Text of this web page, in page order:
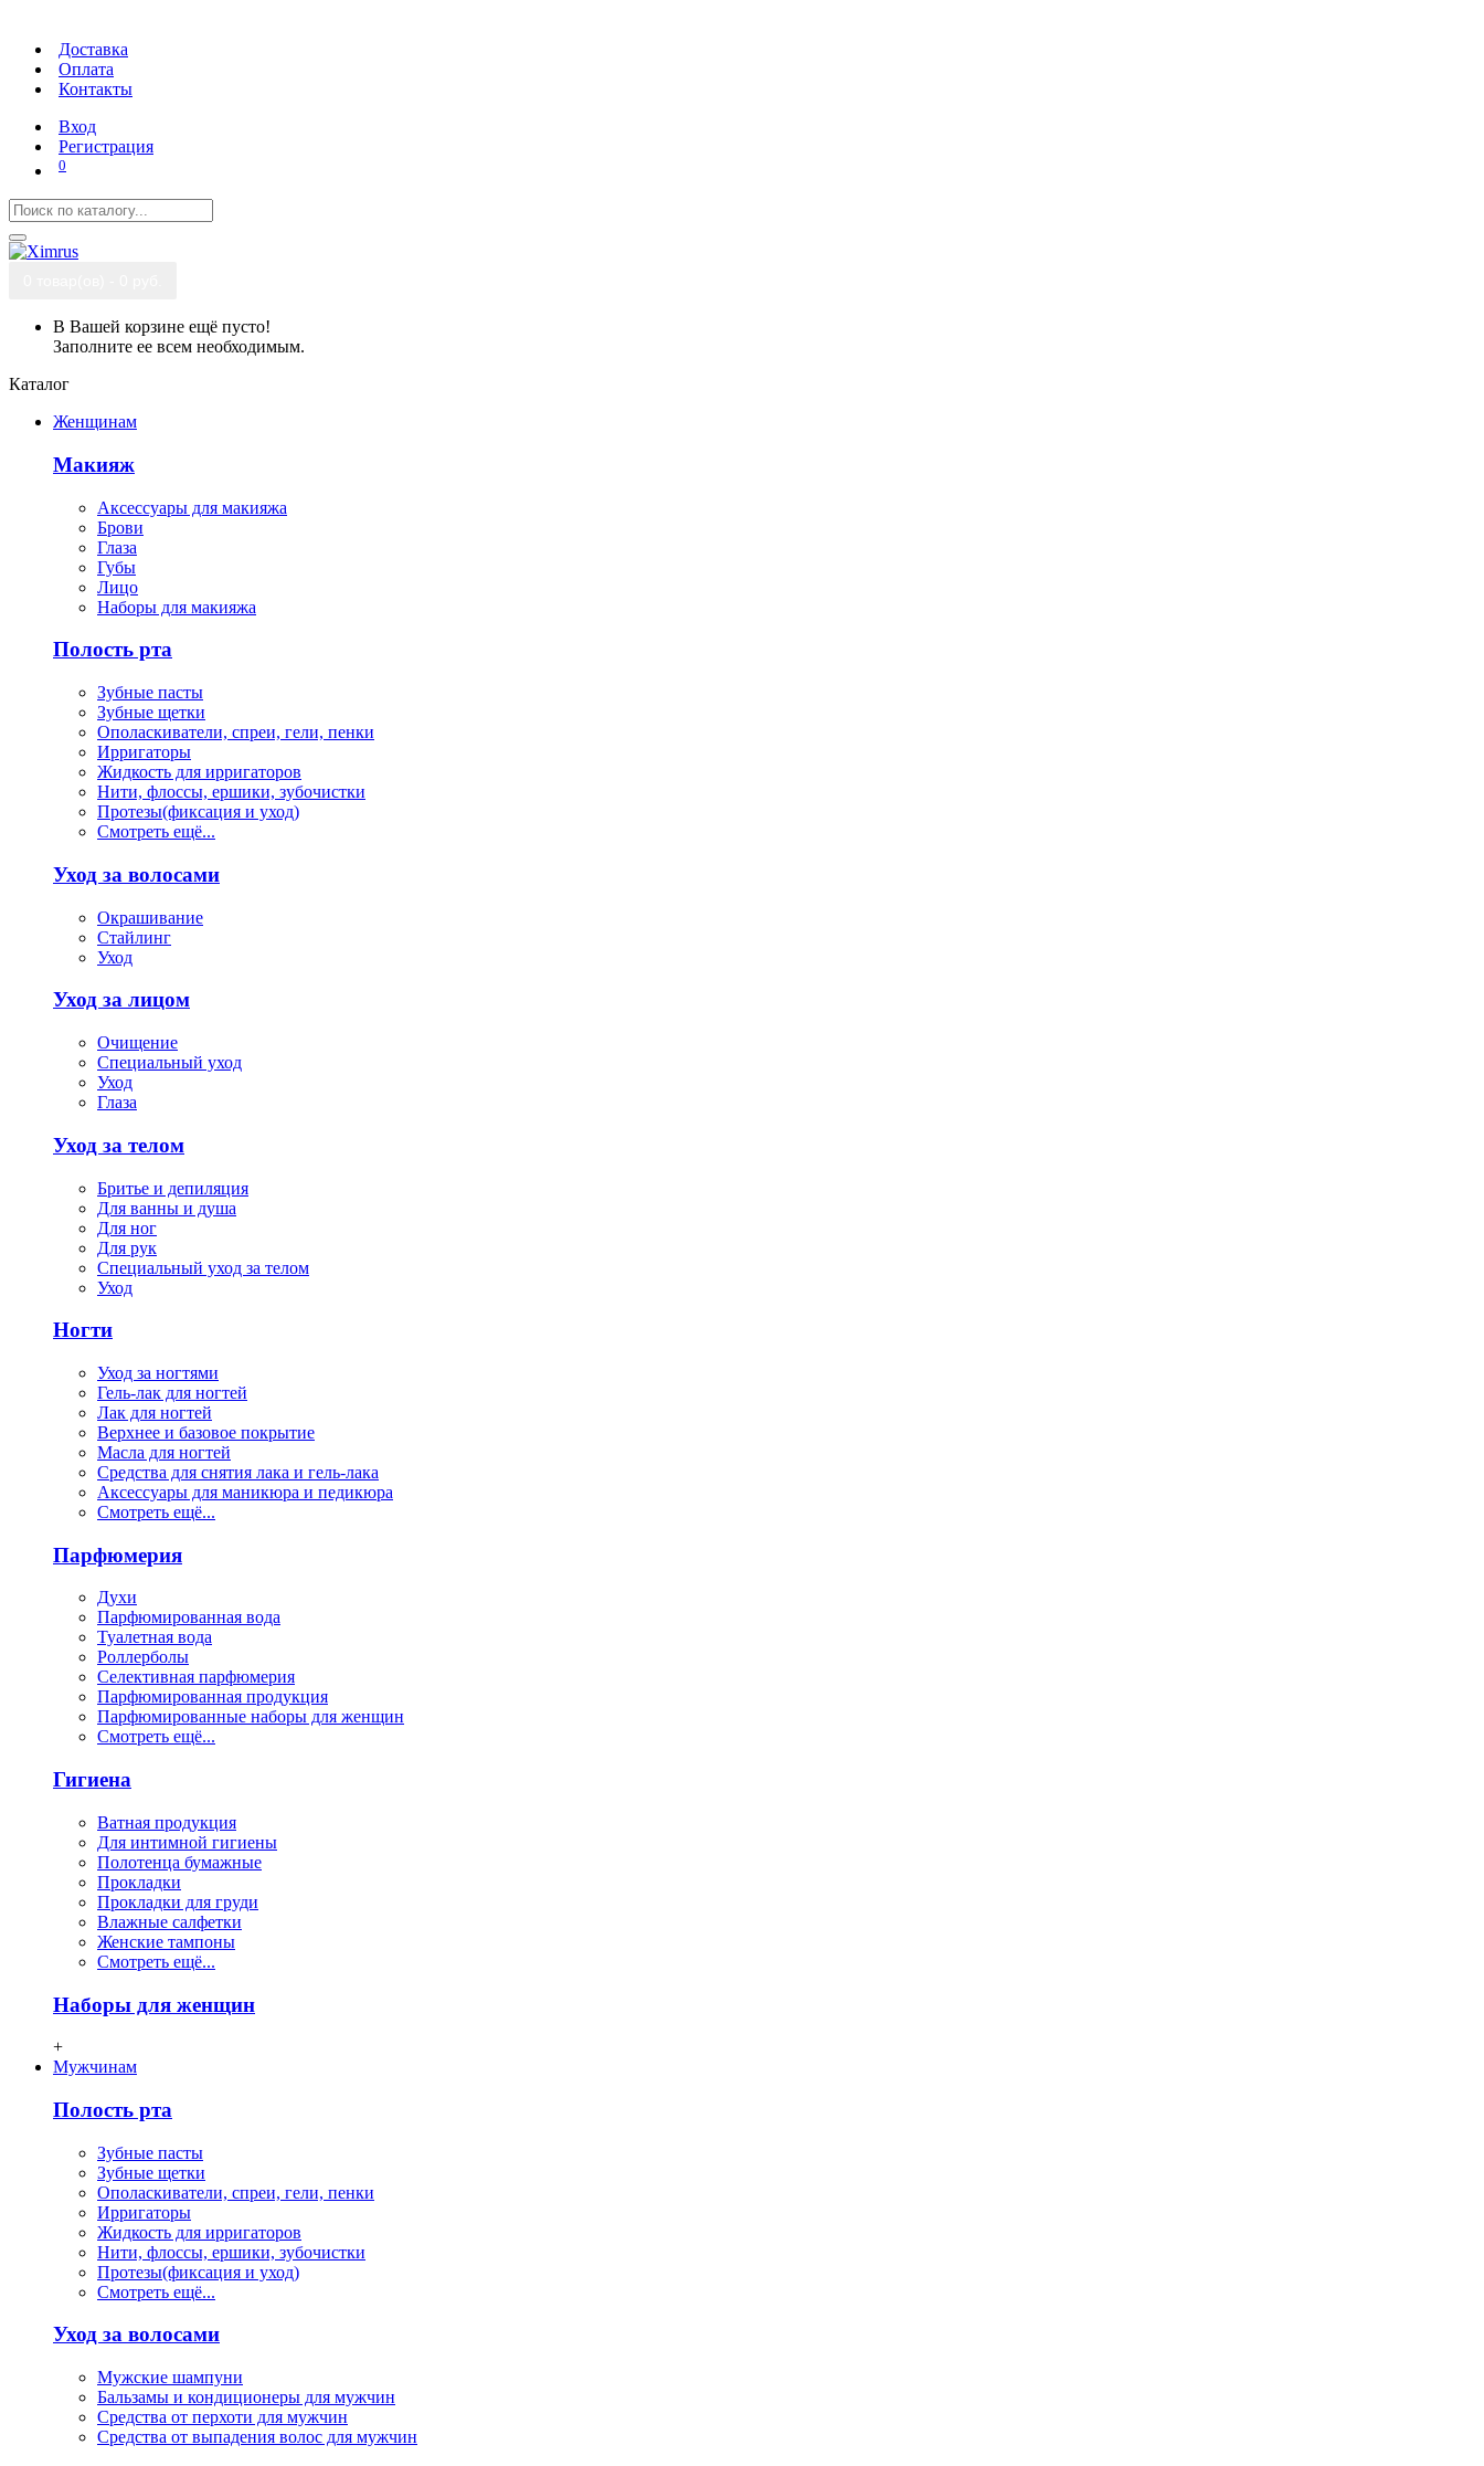
Доставка
Оплата
Контакты
Вход
Регистрация
0
В Вашей корзине ещё пусто!
Заполните ее всем необходимым.
Каталог
Женщинам
Макияж
Аксессуары для макияжа
Брови
Глаза
Губы
Лицо
Наборы для макияжа
Полость рта
Зубные пасты
Зубные щетки
Ополаскиватели, спреи, гели, пенки
Ирригаторы
Жидкость для ирригаторов
Нити, флоссы, ершики, зубочистки
Протезы(фиксация и уход)
Смотреть ещё...
Уход за волосами
Окрашивание
Стайлинг
Уход
Уход за лицом
Очищение
Специальный уход
Уход
Глаза
Уход за телом
Бритье и депиляция
Для ванны и душа
Для ног
Для рук
Специальный уход за телом
Уход
Ногти
Уход за ногтями
Гель-лак для ногтей
Лак для ногтей
Верхнее и базовое покрытие
Масла для ногтей
Средства для снятия лака и гель-лака
Аксессуары для маникюра и педикюра
Смотреть ещё...
Парфюмерия
Духи
Парфюмированная вода
Туалетная вода
Роллерболы
Селективная парфюмерия
Парфюмированная продукция
Парфюмированные наборы для женщин
Смотреть ещё...
Гигиена
Ватная продукция
Для интимной гигиены
Полотенца бумажные
Прокладки
Прокладки для груди
Влажные салфетки
Женские тампоны
Смотреть ещё...
Наборы для женщин
+
Мужчинам
Полость рта
Зубные пасты
Зубные щетки
Ополаскиватели, спреи, гели, пенки
Ирригаторы
Жидкость для ирригаторов
Нити, флосcы, ершики, зубочистки
Протезы(фиксация и уход)
Смотреть ещё...
Уход за волосами
Мужские шампуни
Бальзамы и кондиционеры для мужчин
Средства от перхоти для мужчин
Средства от выпадения волос для мужчин